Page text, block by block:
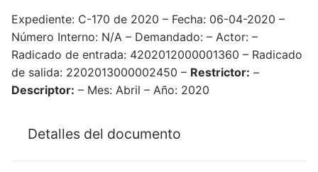
Expediente: C-170 de 2020 – Fecha: 06-04-2020 –
Número Interno: N/A – Demandado: – Actor: –
Radicado de entrada: 4202012000001360 – Radicado
de salida: 2202013000002450 – Restrictor: –
Descriptor: – Mes: Abril – Año: 2020
Detalles del documento